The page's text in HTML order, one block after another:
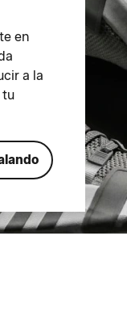
en
a la
tu